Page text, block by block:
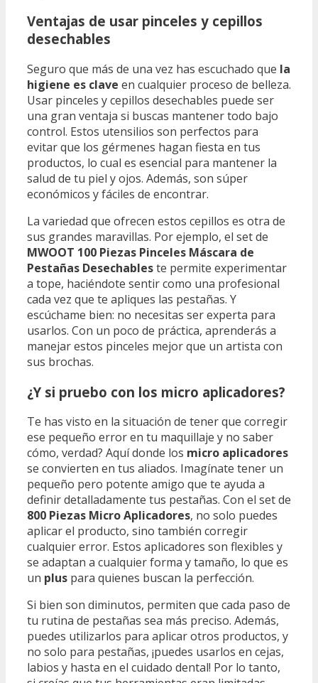
Ventajas de usar pinceles y cepillos
desechables
Seguro que más de una vez has escuchado que la
higiene es clave en cualquier proceso de belleza.
Usar pinceles y cepillos desechables puede ser
una gran ventaja si buscas mantener todo bajo
control. Estos utensilios son perfectos para
evitar que los gérmenes hagan fiesta en tus
productos, lo cual es esencial para mantener la
salud de tu piel y ojos. Además, son súper
económicos y fáciles de encontrar.
La variedad que ofrecen estos cepillos es otra de
sus grandes maravillas. Por ejemplo, el set de
MWOOT 100 Piezas Pinceles Máscara de
Pestañas Desechableste permite experimentar
a tope, haciéndote sentir como una profesional
cada vez que te apliques las pestañas. Y
escúchame bien: no necesitas ser experta para
usarlos. Con un poco de práctica, aprenderás a
manejar estos pinceles mejor que un artista con
sus brochas.
¿Y si pruebo con los micro aplicadores?
Te has visto en la situación de tener que corregir
ese pequeño error en tu maquillaje y no saber
cómo, verdad? Aquí donde los micro aplicadores
se convierten en tus aliados. Imagínate tener un
pequeño pero potente amigo que te ayuda a
definir detalladamente tus pestañas. Con el set de
800 Piezas Micro Aplicadores, no solo puedes
aplicar el producto, sino también corregir
cualquier error. Estos aplicadores son flexibles y
se adaptan a cualquier forma y tamaño, lo que es
un plus para quienes buscan la perfección.
Si bien son diminutos, permiten que cada paso de
tu rutina de pestañas sea más preciso. Además,
puedes utilizarlos para aplicar otros productos, y
no solo para pestañas, ¡puedes usarlos en cejas,
labios y hasta en el cuidado dental! Por lo tanto,